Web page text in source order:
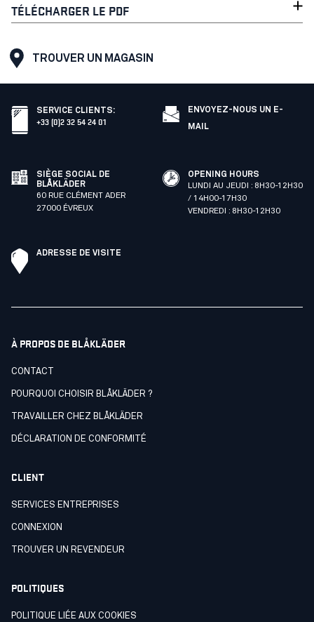
TÉLÉCHARGER LE PDF
TROUVER UN MAGASIN
SERVICE CLIENTS:
+33 (0)2 32 54 24 01
ENVOYEZ-NOUS UN E-
MAIL
SIÈGE SOCIAL DE
BLÅKLÄDER
60 RUE CLÉMENT ADER
27000 ÉVREUX
OPENING HOURS
LUNDI AU JEUDI : 8H30-12H30
/ 14H00-17H30
VENDREDI : 8H30-12H30
ADRESSE DE VISITE
À PROPOS DE BLÅKLÄDER
CONTACT
POURQUOI CHOISIR BLÅKLÄDER ?
TRAVAILLER CHEZ BLÅKLÄDER
DÉCLARATION DE CONFORMITÉ
CLIENT
SERVICES ENTREPRISES
CONNEXION
TROUVER UN REVENDEUR
POLITIQUES
POLITIQUE LIÉE AUX COOKIES